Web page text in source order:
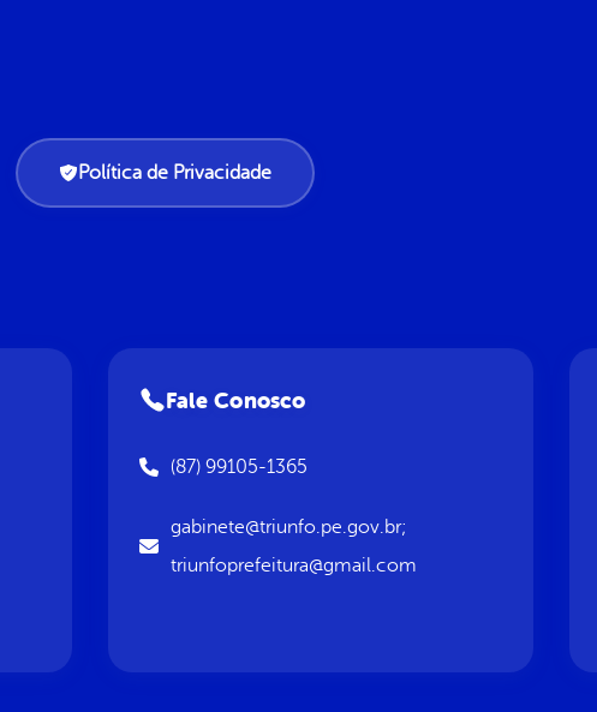
Política de Privacidade
Fale Conosco
(87) 99105-1365
gabinete@triunfo.pe.gov.br;
triunfoprefeitura@gmail.com